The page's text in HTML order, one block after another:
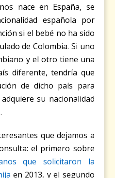
nace en España, se
española por
si el bebé no ha sido
de Colombia. Si uno
y el otro tiene una
diferente, tendría que
de dicho país para
su nacionalidad
que dejamos a
el primero sobre
que solicitaron la
en 2013, y el segundo